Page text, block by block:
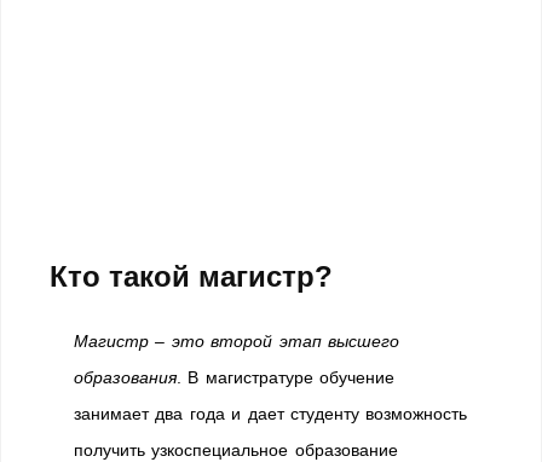
Кто такой магистр?
Магистр – это второй этап высшего
образования. В магистратуре обучение
занимает два года и дает студенту возможность
получить узкоспециальное образование